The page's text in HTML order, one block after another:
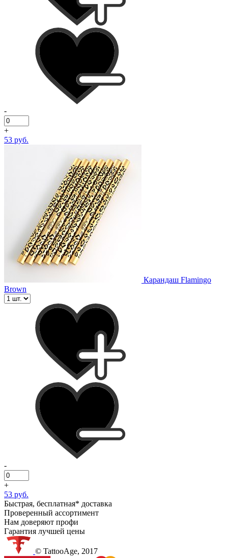
-
+
53 руб.
Карандаш Flamingo
Brown
-
+
53 руб.
Быстрая, бесплатная* доставка
Проверенный ассортимент
Нам доверяют профи
Гарантия лучшей цены
© TattooAge, 2017